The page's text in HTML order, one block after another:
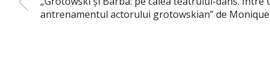
antrenamentul actorului grotowskian” de